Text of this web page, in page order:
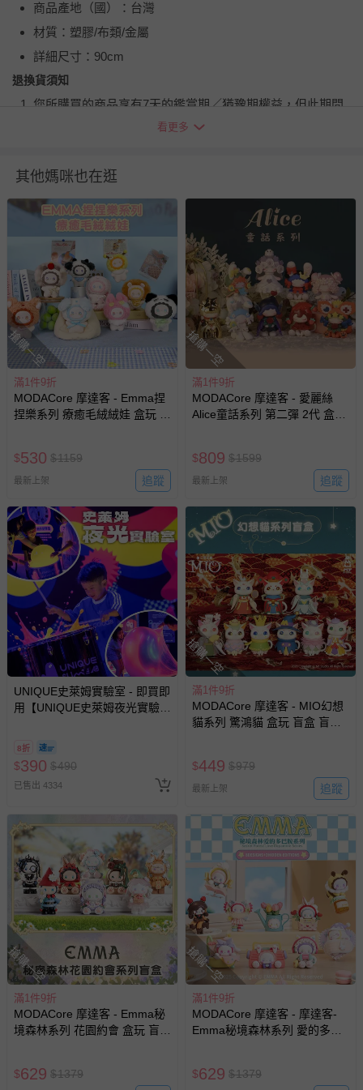
商品產地（國）：台灣
材質：塑膠/布類/金屬
詳細尺寸：90cm
退換貨須知
您所購買的商品享有7天的鑑賞期／猶豫期權益，但此期間
並非試用期，您所退回的商品必須是未經使用的全新狀態，
如需退換貨，請於收到商品7天（含例假日內提出），如為
瑕疵退換貨所產生的運費，將由媽咪愛負責處理，若非瑕疵
退貨，您可至『查詢訂單』>『已出貨』中查詢該筆訂單，
並點選『我要退貨』即可進行申請。若有相關退貨問題，請
至媽咪愛
LINE@客服ID: @mamilove 我們將依序為您處理
與服務，謝謝。
針對滿件折/滿額贈…等活動，如因部份退貨，而該訂單保
留商品未達活動門檻，將以原價計算，活動贈品亦需一併退
回。
部分商品依據消費者保護法的規定，不適用七天鑑賞期/猶
豫期範圍：
易於腐敗、保存期限較短或解約時即將逾期（例如生鮮
客製化商品（例如客製生日書、姓名貼等）。
報紙、期刊或雜誌（惟書籍如經拆封、使用，則酌收整
新費用）。
經消費者拆封之影音商品或電腦軟體（例如 DVD、CD
等）。
非以有形媒介提供之數位內容或一經提供即為完成之線
上服務，經消費者事先同意始提供（例如線上課程、遊
戲或活動點數等）。
已拆封之以下類型商品：
-個人衛生用品（例如尿布、貼身衣物、泳裝、襪子、地
墊、寢具類等）。
-新生兒親膚衣物（嬰幼兒包巾與背巾、包屁衣、學習
褲、紗布衣等）。
-接觸性孕哺產品（奶嘴、奶瓶、擠乳器、哺乳衣、托腹
-其他原廠盒裝商品封口處已貼上「不可拆封」，或具警
示字句等說明貼紙、封條者。
相關的退換貨辦理流程，可詳見：退換貨 & 退款問題
其他常見問題：
運送服務：目前提供的運送僅限台灣本島。如您位於離島地
區，可能會無法配送，或須依據商品需加收離島運費。廠商
亦保留出貨與否的權利。離島、偏遠地區、樓層親送等加價
費用，可能會另需加收。
商品實際的配達日期，可於訂單個人資料內的查詢訂單內，
已出貨通知之訊息為主。
如您收到商品，請依正常流程檢查是否完好，若商品遇瑕疵
若您對於會員帳號、商品訂購與資訊、購物流程、付款方
看更多
其他媽咪也在逛
搶購一空
滿1件9折
MODACore 摩達客 - Emma捏
捏樂系列 療癒毛絨絨娃 盒玩 盲
$530 $1159
最新上架 追蹤
搶購一空
滿1件9折
MODACore 摩達客 - 愛麗絲
Alice童話系列 第二彈 2代 盒玩
$809 $1599
最新上架 追蹤
UNIQUE史萊姆實驗室 - 即買即
用【UNIQUE史萊姆夜光實驗室
訂單編號兌換，逾期作廢) (大
人小孩均一價(3歲以上需購票))
8折
$390 $490
已售出 4334
搶購一空
滿1件9折
MODACore 摩達客 - MIO幻想
貓系列 驚鴻貓 盒玩 盲盒 盲抽
$449 $979
最新上架 追蹤
搶購一空
滿1件9折
MODACore 摩達客 - Emma秘
境森林系列 花園約會 盒玩 盲盒
$629 $1379
搶購一空
滿1件9折
MODACore 摩達客 - 摩達客-
Emma秘境森林系列 愛的多巴
$629 $1379